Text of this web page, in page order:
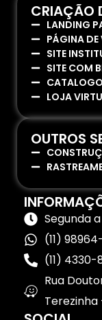
CRIAÇÃO
LANDING
PÁGINA DE
SITE
SITE COM
LOJA
OUTROS
Segunda
(11)
(11) 4330-
Rua
Terezinha